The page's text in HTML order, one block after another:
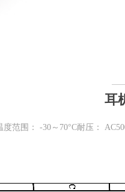
耳
范围： -30～70°C耐压：